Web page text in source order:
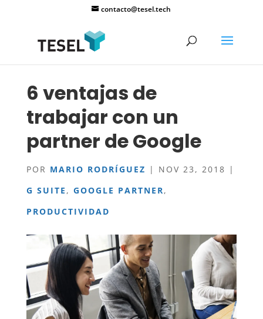
contacto@tesel.tech
6 ventajas de
trabajar con un
partner de Google
POR MARIO RODRÍGUEZ | NOV 23, 2018 |
G SUITE , GOOGLE PARTNER,
PRODUCTIVIDAD